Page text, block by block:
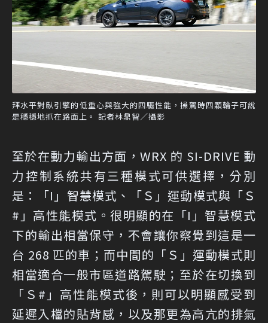
拜水平對臥引擎的低重心與強大的四驅性能，操駕時四顆輪子可說
是穩穩地抓在路面上。 記者林鼎智／攝影
至於在動力輸出方面，WRX 的 SI-DRIVE 動
力控制系統共有三種模式可供選擇，分別
是：「I」智慧模式、「Ｓ」運動模式與「Ｓ
#」高性能模式。很明顯的在「I」智慧模式
下的輸出相當保守，不會讓你察覺到這是一
台 268 匹的車；而中間的「Ｓ」運動模式則
相當適合一般市區道路駕駛；至於在切換到
「Ｓ#」高性能模式後，則可以明顯感受到
延遲入檔的貼背感，以及那更為高亢的排氣